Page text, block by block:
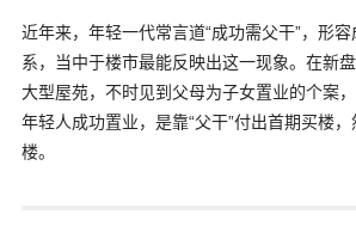
近年来，年轻一代常言道“成功需父干”，形
系，当中于楼市最能反映出这一现象。在新
大型屋苑，不时见到父母为子女置业的个案
年轻人成功置业，是靠“父干”付出首期买楼
楼。